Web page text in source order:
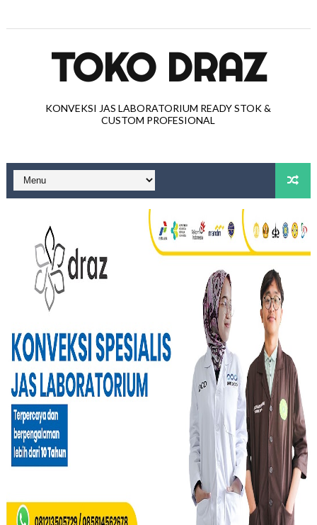
TOKO DRAZ
KONVEKSI JAS LABORATORIUM READY STOK &
CUSTOM PROFESIONAL